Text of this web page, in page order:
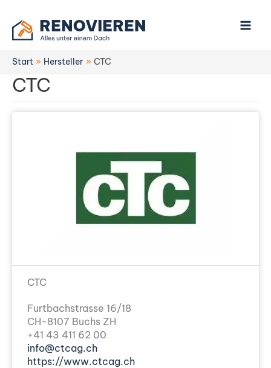
Inhalt
springen
Start Hersteller CTC
CTC
CTC
Furtbachstrasse 16/18
CH-8107 Buchs ZH
+41 43 411 62 00
info@ctcag.ch
https://www.ctcag.ch